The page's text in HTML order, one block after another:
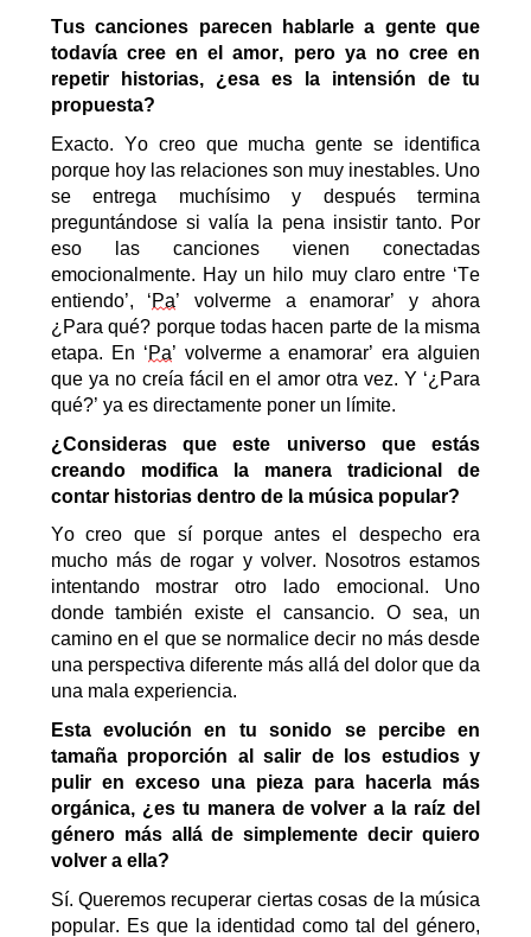
Tus canciones parecen hablarle a gente que
todavía cree en el amor, pero ya no cree en
repetir historias, ¿esa es la intensión de tu
propuesta?
Exacto. Yo creo que mucha gente se identifica
porque hoy las relaciones son muy inestables. Uno
se entrega muchísimo y después termina
preguntándose si valía la pena insistir tanto. Por
eso las canciones vienen conectadas
emocionalmente. Hay un hilo muy claro entre ‘Te
entiendo’, ‘Pa’ volverme aenamorar’ y ahora
¿Paraqué? porque todas hacen parte de la misma
etapa. En ‘Pa’ volverme a enamorar’era alguien
que ya no creía fácil en el amor otra vez. Y ‘¿Para
qué?’ ya es directamente poner un límite.
¿Consideras que este universo que estás
creando modifica la manera tradicional de
contar historias dentro de la música popular?
Yo creo que síporque antes el despecho era
mucho más de rogar y volver. Nosotros estamos
intentando mostrar otro lado emocional. Uno
donde también existe el cansancio. O sea, un
camino en el que se normalice decir no más desde
una perspectiva diferente más allá del dolor que da
una mala experiencia.
Esta evolución en tu sonido se percibe en
tamaña proporción al salir de los estudios y
pulir en exceso una pieza para hacerla más
orgánica, ¿es tu manera de volver a la raíz del
género más allá de simplemente decir quiero
volver a ella?
Sí. Queremos recuperar ciertas cosas de la música
popular. Es que la identidad como tal del género,